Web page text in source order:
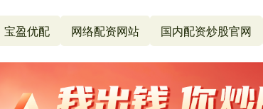
宝盈优配 网络配资网站 国内配资炒股官网